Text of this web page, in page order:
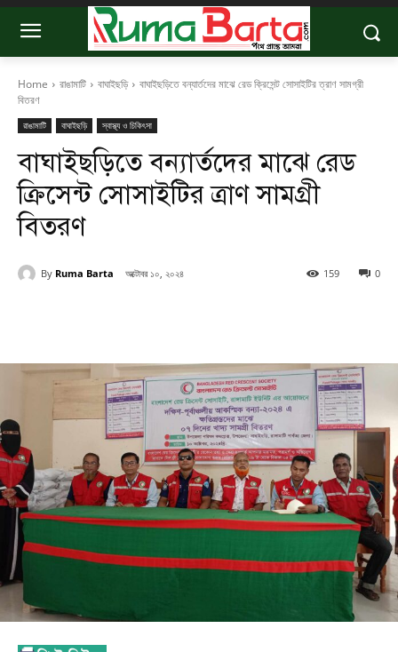
Home রাঙামাটি বাঘাইছড়ি
বাঘাইছড়িতে বন্যার্তদের মাঝে রেড ক্রিসেন্ট সোসাইটির ত্রাণ সামগ্রী
বিতরণ
রাঙামাটি বাঘাইছড়ি স্বাস্থ্য ও চিকিৎসা
বাঘাইছড়িতে বন্যার্তদের মাঝে রেড
ক্রিসেন্ট সোসাইটির ত্রাণ সামগ্রী
বিতরণ
By Ruma Barta অক্টোবর ১০, ২০২৪ 0
159